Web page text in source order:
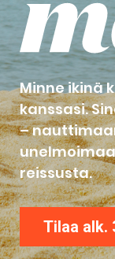
Minne ikinä
kanssasi.
–
reissusta.
Tilaa alk.